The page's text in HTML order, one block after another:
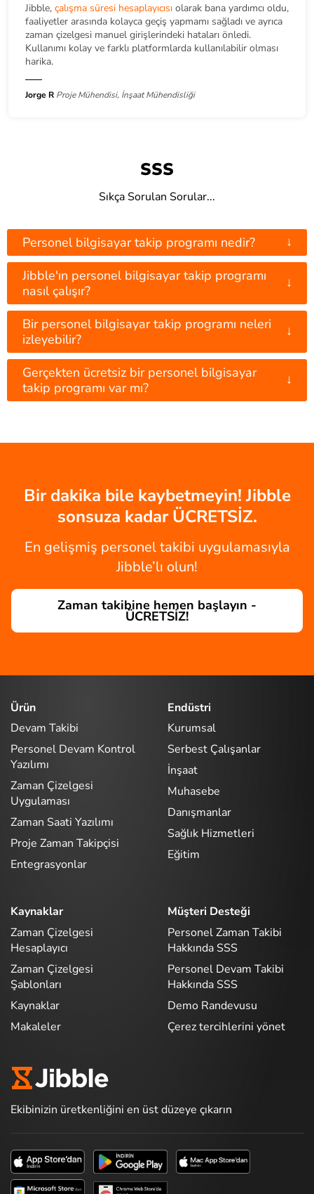
Jibble, çalışma süresi hesaplayıcısı olarak bana yardımcı oldu,
faaliyetler arasında kolayca geçiş yapmamı sağladı ve ayrıca
zaman çizelgesi manuel girişlerindeki hataları önledi.
Kullanımı kolay ve farklı platformlarda kullanılabilir olması
harika.
Jorge R Proje Mühendisi, İnşaat Mühendisliği
SSS
Sıkça Sorulan Sorular...
Personel bilgisayar takip programı nedir? ↓
Jibble'ın personel bilgisayar takip programı
nasıl çalışır?
↓
Bir personel bilgisayar takip programı neleri
izleyebilir?
↓
Gerçekten ücretsiz bir personel bilgisayar
takip programı var mı?
↓
Bir dakika bile kaybetmeyin! Jibble
sonsuza kadar ÜCRETSİZ.
En gelişmiş personel takibi uygulamasıyla
Jibble’lı olun!
Zaman takibine hemen başlayın -
ÜCRETSİZ!
Ürün
Devam Takibi
Personel Devam Kontrol
Yazılımı
Zaman Çizelgesi
Uygulaması
Zaman Saati Yazılımı
Proje Zaman Takipçisi
Entegrasyonlar
Endüstri
Kurumsal
Serbest Çalışanlar
İnşaat
Muhasebe
Danışmanlar
Sağlık Hizmetleri
Eğitim
Kaynaklar
Zaman Çizelgesi
Hesaplayıcı
Zaman Çizelgesi
Şablonları
Kaynaklar
Makaleler
Müşteri Desteği
Personel Zaman Takibi
Hakkında SSS
Personel Devam Takibi
Hakkında SSS
Demo Randevusu
Çerez tercihlerini yönet
Ekibinizin üretkenliğini en üst düzeye çıkarın